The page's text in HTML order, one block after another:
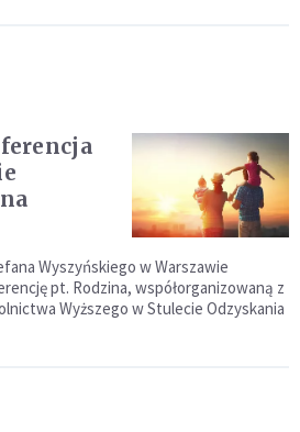
Wyszyńskiego w Warszawie
pt. Rodzina, współorganizowaną z
Wyższego w Stulecie Odzyskania